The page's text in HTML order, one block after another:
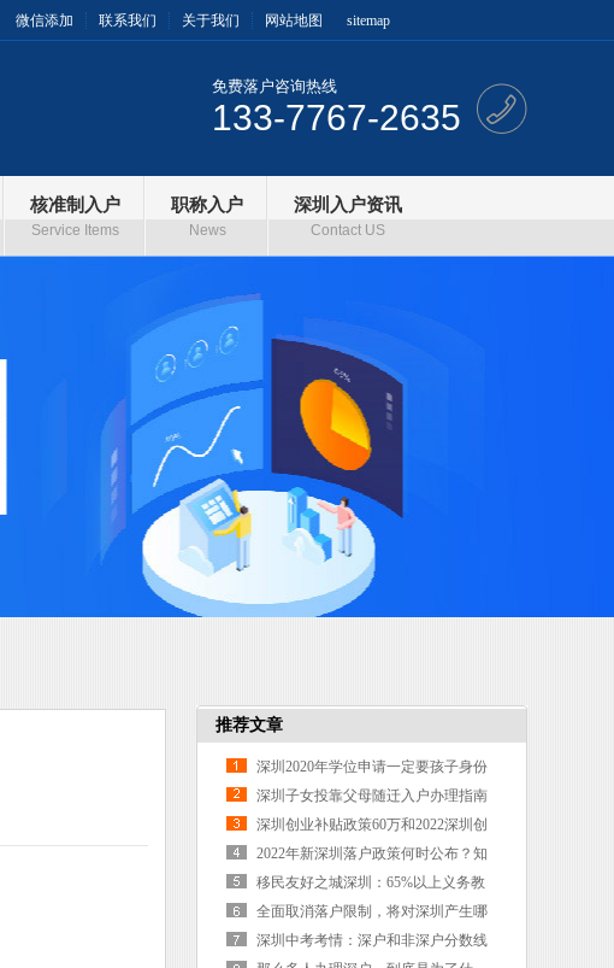
微信添加 联系我们 关于我们 网站地图 sitemap
免费落户咨询热线
133-7767-2635
核准制入户
Service Items
职称入户
News
深圳入户资讯
Contact US
推荐文章
深圳2020年学位申请一定要孩子身份
证吗？趁暑假赶紧办了
深圳子女投靠父母随迁入户办理指南
（条件+材料+流程）
深圳创业补贴政策60万和2022深圳创
业办公场地租金补贴
2022年新深圳落户政策何时公布？知
道细节的没几个人
移民友好之城深圳：65%以上义务教
育学位提供给非深户籍子弟
全面取消落户限制，将对深圳产生哪
些影响？
深圳中考考情：深户和非深户分数线